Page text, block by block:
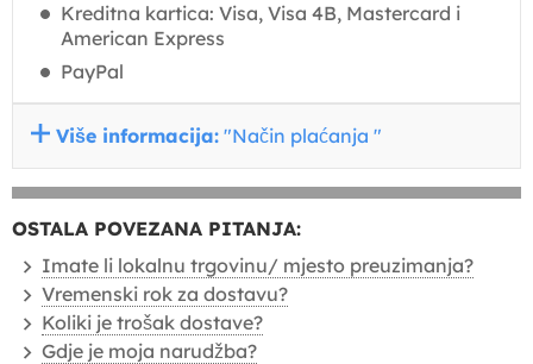
Kreditna kartica: Visa, Visa 4B, Mastercard i
American Express
PayPal
Više informacija: "Način plaćanja "
OSTALA POVEZANA PITANJA:
Imate li lokalnu trgovinu/ mjesto preuzimanja?
Vremenski rok za dostavu?
Koliki je trošak dostave?
Gdje je moja narudžba?